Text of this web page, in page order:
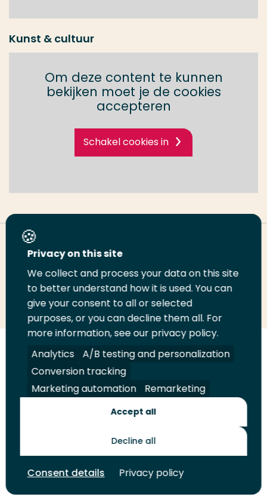
Kunst & cultuur
Om deze content te kunnen
bekijken moet je de cookies
accepteren
Schakel cookies in
Deel deze pagina
Deel
LinkedIn
Deel
op
Twitter
Deel
op
Facebook
Email
deze
pagina
Print
deze
pagina
Volg
ons
op
LinkedIn
Volg
ons
op
Facebook
Volg
ons
op
YouTube
Volg
ons
op
Instagram
Juridisch Security A-Z Index
Contact
Toekomstmakers
Privacy on this site
We collect and process your data on this site
to better understand how it is used. You can
give your consent to all or selected
purposes, or you can decline them all. For
more information, see our privacy policy.
Analytics
A/B testing and personalization
Conversion tracking
Marketing automation
Remarketing
Accept all
Decline all
Consent details Privacy policy